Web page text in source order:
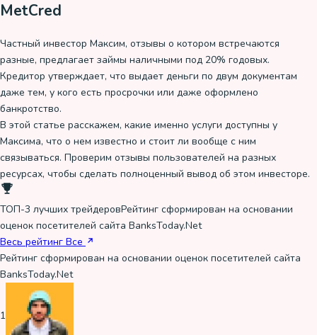
MetCred
Частный инвестор Максим, отзывы о котором встречаются
разные, предлагает займы наличными под 20% годовых.
Кредитор утверждает, что выдает деньги по двум документам
даже тем, у кого есть просрочки или даже оформлено
банкротство.
В этой статье расскажем, какие именно услуги доступны у
Максима, что о нем известно и стоит ли вообще с ним
связываться. Проверим отзывы пользователей на разных
ресурсах, чтобы сделать полноценный вывод об этом инвесторе.
ТОП-3 лучших трейдеровРейтинг сформирован на основании
оценок посетителей сайта BanksToday.Net
Весь рейтинг Все
Рейтинг сформирован на основании оценок посетителей сайта
BanksToday.Net
1